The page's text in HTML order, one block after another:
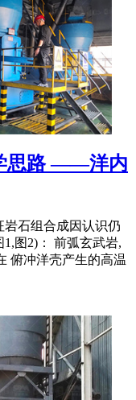
思路 ——洋内
岩石组合成因认识仍
图2)： 前弧玄武岩,
俯冲洋壳产生的高温